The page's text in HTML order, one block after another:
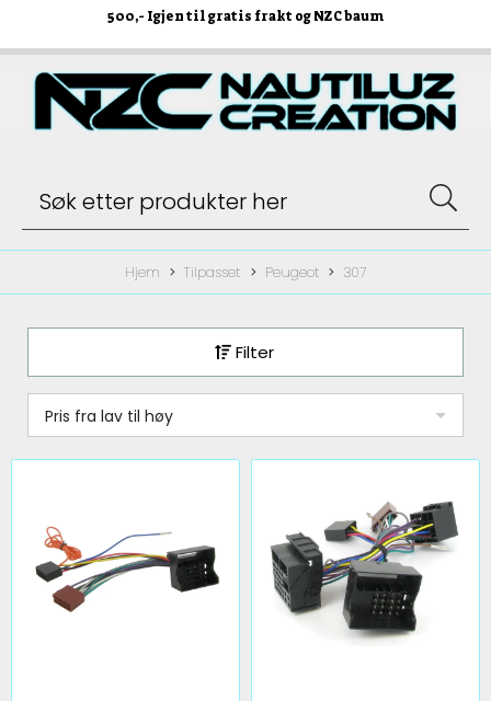
500,- Igjen til gratis frakt og NZC baum
Hjem Tilpasset Peugeot 307
Filter
Pris fra lav til høy